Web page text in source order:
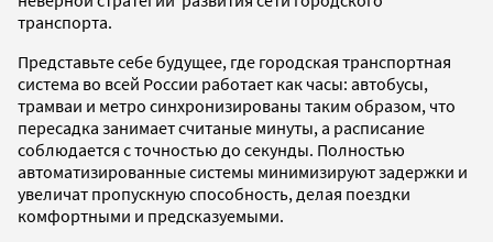
транспорта.
Представьте себе будущее, где городская транспортная
система во всей России работает как часы: автобусы,
трамваи и метро синхронизированы таким образом, что
пересадка занимает считаные минуты, а расписание
соблюдается с точностью до секунды. Полностью
автоматизированные системы минимизируют задержки и
увеличат пропускную способность, делая поездки
комфортными и предсказуемыми.